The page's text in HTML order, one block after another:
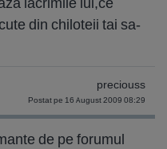
din chiloteii tai sa-
preciouss
Postat pe 16 August 2009 08:29
de pe forumul